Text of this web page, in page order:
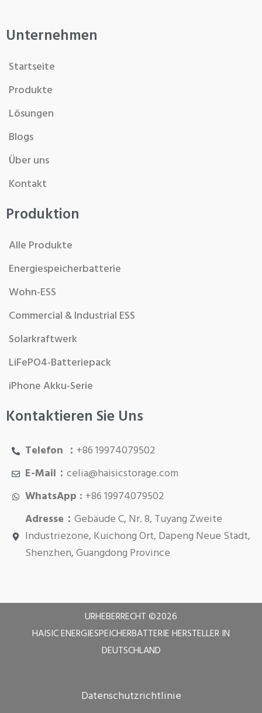
Unternehmen
Startseite
Produkte
Lösungen
Blogs
Über uns
Kontakt
Produktion
Alle Produkte
Energiespeicherbatterie
Wohn-ESS
Commercial & Industrial ESS
Solarkraftwerk
LiFePO4-Batteriepack
iPhone Akku-Serie
Kontaktieren Sie Uns
Telefon ： +86 19974079502
E-Mail： celia@haisicstorage.com
WhatsApp : +86 19974079502
Adresse： Gebäude C, Nr. 8, Tuyang Zweite
Industriezone, Kuichong Ort, Dapeng Neue Stadt,
Shenzhen, Guangdong Province
URHEBERRECHT ©2026
HAISIC ENERGIESPEICHERBATTERIE HERSTELLER IN
DEUTSCHLAND
Datenschutzrichtlinie